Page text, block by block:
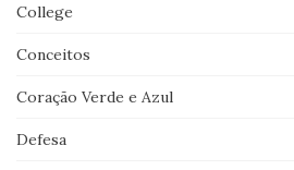
College
Conceitos
Coração Verde e Azul
Defesa